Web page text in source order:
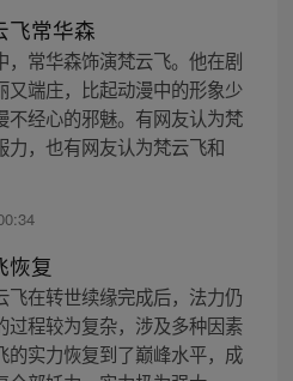
飞常华森
，常华森饰演梵云飞。他在剧
又端庄，比起动漫中的形象少
不经心的邪魅。有网友认为梵
力，也有网友认为梵云飞和
恢复
飞在转世续缘完成后，法力仍
过程较为复杂，涉及多种因素
实力恢复到了巅峰水平，成